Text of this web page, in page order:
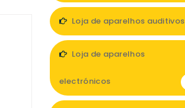
Loja de aparelhos auditivos
Loja de aparelhos
electrónicos